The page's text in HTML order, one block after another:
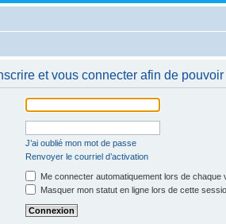
et vous connecter afin de
J’ai oublié mon mot de passe
Renvoyer le courriel d’activation
Me connecter automatiquement lors de chaque
Masquer mon statut en ligne lors de cette